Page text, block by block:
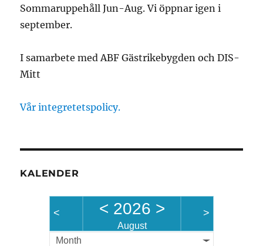
Sommaruppehåll Jun-Aug. Vi öppnar igen i
september.
I samarbete med ABF Gästrikebygden och DIS-
Mitt
Vår integretetspolicy.
KALENDER
< < 2026 >
August
>
Month